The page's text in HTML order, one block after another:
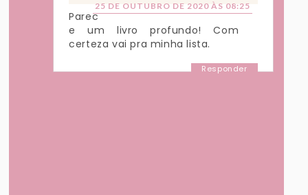
25 DE OUTUBRO DE 2020 ÀS 08:25
Parec
e um livro profundo! Com
certeza vai pra minha lista.
Responder